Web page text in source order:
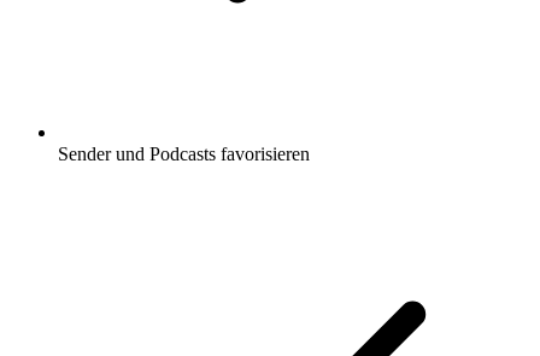
Sender und Podcasts favorisieren